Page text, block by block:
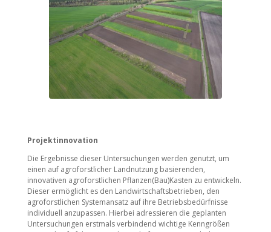
Projektinnovation
Die Ergebnisse dieser Untersuchungen werden genutzt, um
einen auf agroforstlicher Landnutzung basierenden,
innovativen agroforstlichen Pflanzen(Bau)Kasten zu entwickeln.
Dieser ermöglicht es den Landwirtschaftsbetrieben, den
agroforstlichen Systemansatz auf ihre Betriebsbedürfnisse
individuell anzupassen. Hierbei adressieren die geplanten
Untersuchungen erstmals verbindend wichtige Kenngrößen